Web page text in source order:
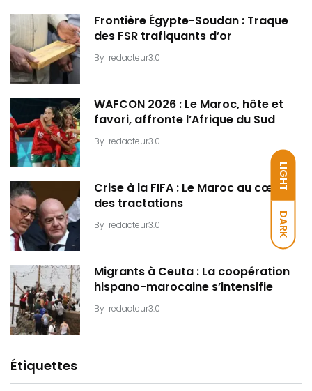
LIGHT
DARK
Frontière Égypte-Soudan : Traque
des FSR trafiquants d’or
By redacteur3.0
WAFCON 2026 : Le Maroc, hôte et
favori, affronte l’Afrique du Sud
By redacteur3.0
Crise à la FIFA : Le Maroc au cœur
des tractations
By redacteur3.0
Migrants à Ceuta : La coopération
hispano-marocaine s’intensifie
By redacteur3.0
Étiquettes